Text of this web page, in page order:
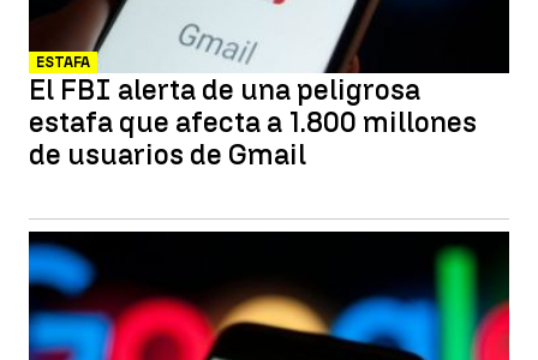
ESTAFA
El FBI alerta de una peligrosa
estafa que afecta a 1.800 millones
de usuarios de Gmail